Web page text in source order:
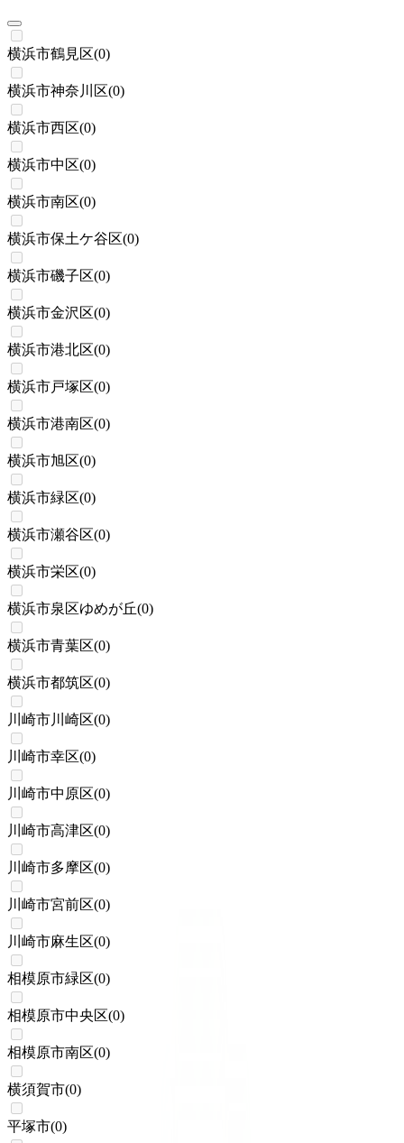
横浜市鶴見区(0)
横浜市神奈川区(0)
横浜市西区(0)
横浜市中区(0)
横浜市南区(0)
横浜市保土ケ谷区(0)
横浜市磯子区(0)
横浜市金沢区(0)
横浜市港北区(0)
横浜市戸塚区(0)
横浜市港南区(0)
横浜市旭区(0)
横浜市緑区(0)
横浜市瀬谷区(0)
横浜市栄区(0)
横浜市泉区ゆめが丘(0)
横浜市青葉区(0)
横浜市都筑区(0)
川崎市川崎区(0)
川崎市幸区(0)
川崎市中原区(0)
川崎市高津区(0)
川崎市多摩区(0)
川崎市宮前区(0)
川崎市麻生区(0)
相模原市緑区(0)
相模原市中央区(0)
相模原市南区(0)
横須賀市(0)
平塚市(0)